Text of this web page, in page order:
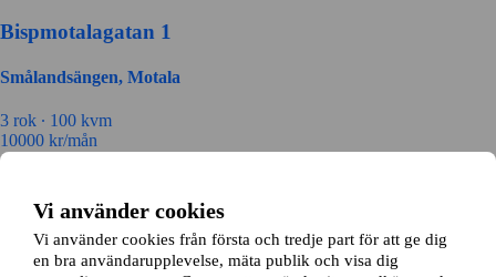
Vi använder cookies
Vi använder cookies från första och tredje part för att ge dig
en bra användarupplevelse, mäta publik och visa dig
Bispmotalagatan 1
Smålandsängen, Motala
3 rok ∙ 100 kvm
10000 kr/mån
2 rok ∙ 48 kvm